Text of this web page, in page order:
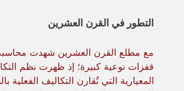
التطور في القرن العشرين
مع مطلع القرن العشرين شهدت محاسبة
قفزات نوعية كبيرة؛ إذ ظهرت نظم
المعيارية التي تُقارن التكاليف الفعلية